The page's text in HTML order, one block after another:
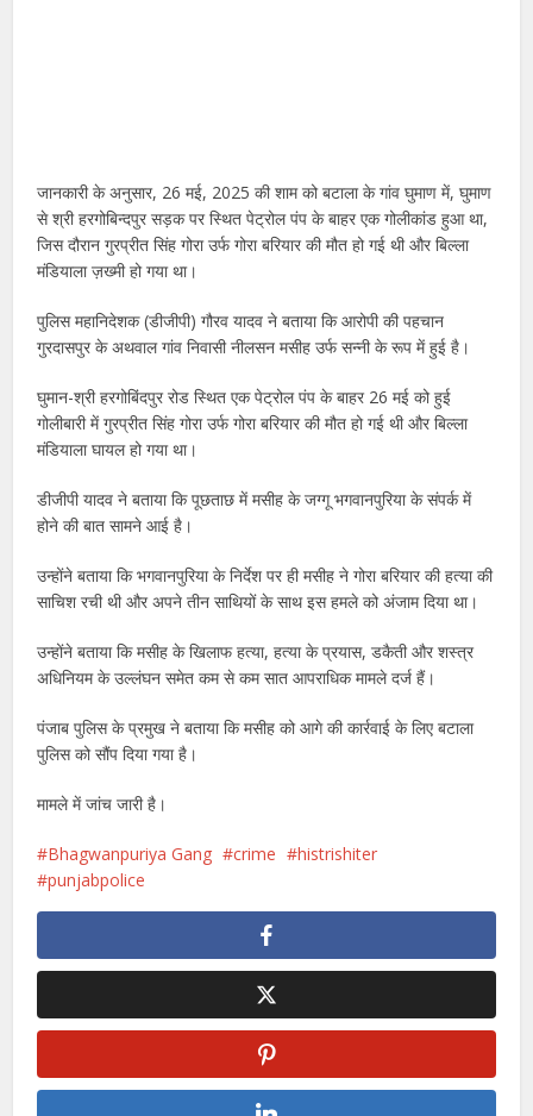
जानकारी के अनुसार, 26 मई, 2025 की शाम को बटाला के गांव घुमाण में, घुमाण
से श्री हरगोबिन्दपुर सड़क पर स्थित पेट्रोल पंप के बाहर एक गोलीकांड हुआ था,
जिस दौरान गुरप्रीत सिंह गोरा उर्फ गोरा बरियार की मौत हो गई थी और बिल्ला
मंडियाला ज़ख्मी हो गया था।
पुलिस महानिदेशक (डीजीपी) गौरव यादव ने बताया कि आरोपी की पहचान
गुरदासपुर के अथवाल गांव निवासी नीलसन मसीह उर्फ सन्नी के रूप में हुई है।
घुमान-श्री हरगोबिंदपुर रोड स्थित एक पेट्रोल पंप के बाहर 26 मई को हुई
गोलीबारी में गुरप्रीत सिंह गोरा उर्फ गोरा बरियार की मौत हो गई थी और बिल्ला
मंडियाला घायल हो गया था।
डीजीपी यादव ने बताया कि पूछताछ में मसीह के जग्गू भगवानपुरिया के संपर्क में
होने की बात सामने आई है।
उन्होंने बताया कि भगवानपुरिया के निर्देश पर ही मसीह ने गोरा बरियार की हत्या की
साचिश रची थी और अपने तीन साथियों के साथ इस हमले को अंजाम दिया था।
उन्होंने बताया कि मसीह के खिलाफ हत्या, हत्या के प्रयास, डकैती और शस्त्र
अधिनियम के उल्लंघन समेत कम से कम सात आपराधिक मामले दर्ज हैं।
पंजाब पुलिस के प्रमुख ने बताया कि मसीह को आगे की कार्रवाई के लिए बटाला
पुलिस को सौंप दिया गया है।
मामले में जांच जारी है।
Bhagwanpuriya Gang crime
histrishiter
punjabpolice